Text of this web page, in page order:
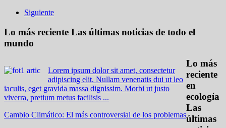
Siguiente
Lo más reciente Las últimas noticias de todo el
mundo
Lorem ipsum dolor sit amet, consectetur
adipiscing elit. Nullam venenatis dui ut leo
iaculis, eget gravida massa dignissim. Morbi ut justo
viverra, pretium metus facilisis ...
Cambio Climático: El más controversial de los problemas
Lo más
reciente
en
ecología
Las
últimas